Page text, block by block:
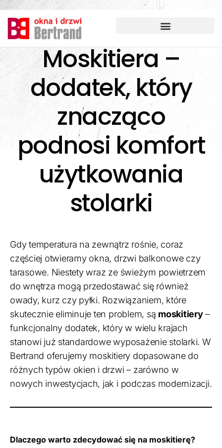
Przejdź
do
treści
Moskitiera –
dodatek, który
znacząco
podnosi komfort
użytkowania
stolarki
Gdy temperatura na zewnątrz rośnie, coraz
częściej otwieramy okna, drzwi balkonowe czy
tarasowe. Niestety wraz ze świeżym powietrzem
do wnętrza mogą przedostawać się również
owady, kurz czy pyłki. Rozwiązaniem, które
skutecznie eliminuje ten problem, są moskitiery–
funkcjonalny dodatek, który w wielu krajach
stanowi już standardowe wyposażenie stolarki. W
Bertrand oferujemy moskitiery dopasowane do
różnych typów okien i drzwi – zarówno w
nowych inwestycjach, jak i podczas modernizacji.
Dlaczego warto zdecydować się na moskitierę?